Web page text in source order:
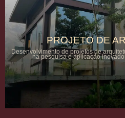
PROJETO DE
Desenvolvimento de projetos de
na pesquisa e aplicação